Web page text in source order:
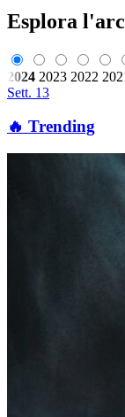
Esplora
2024 2023 2022
Sett. 13
🔥 Trending